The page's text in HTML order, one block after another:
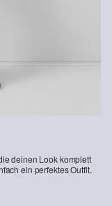
deinen Look komplett
ein perfektes Outfit.